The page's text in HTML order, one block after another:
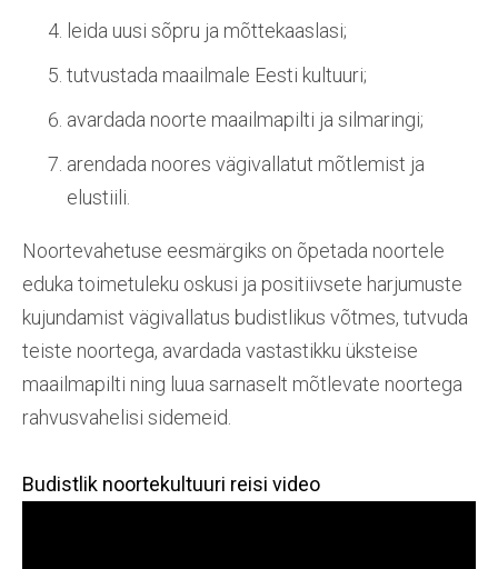
leida uusi sõpru ja mõttekaaslasi;
tutvustada maailmale Eesti kultuuri;
avardada noorte maailmapilti ja silmaringi;
arendada noores vägivallatut mõtlemist ja
elustiili.
Noortevahetuse eesmärgiks on õpetada noortele
eduka toimetuleku oskusi ja positiivsete harjumuste
kujundamist vägivallatus budistlikus võtmes, tutvuda
teiste noortega, avardada vastastikku üksteise
maailmapilti ning luua sarnaselt mõtlevate noortega
rahvusvahelisi sidemeid.
Budistlik noortekultuuri reisi video